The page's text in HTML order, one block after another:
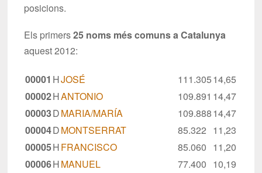
posicions.
Els primers25 noms més comuns a Catalunya
aquest 2012:
00001 HJOSÉ 111.30514,65
00002HANTONIO 109.891 14,47
00003DMARIA/MARÍA 109.88814,47
00004DMONTSERRAT 85.322 11,23
00005HFRANCISCO 85.060 11,20
00006HMANUEL 77.400 10,19